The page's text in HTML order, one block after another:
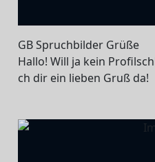
GB Spruchbilder Grüße
Hallo! Will ja kein
ch dir ein lieben Gruß da!